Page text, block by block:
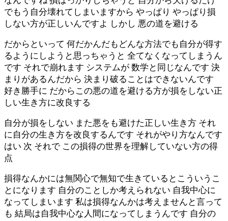
でもう自分壊れてしまいますから やっぱり やっぱり損
しない方が正しいんですよ しかし 悪の道を避ける
だからといって 何だかんだもどんな方法でも自分が得す
るようにしようと思っちゃうと 全てなくなってしまうん
です それで崩れます システムが 数学と同じなんです 決
まりがあるんだから 決まり破ることはできないんです
好き勝手に だからこの悪の道を避ける方が損をしない正
しい生き方に改良する
自分が損をしない また悪をも避けた正しい生き方 それ
に自分の生き方を改良するんです それがやり方なんです
はい 次 それで この損得の世界を理解していない方の得
点
損得なんかには無関心で無知で生きているとこういうこ
とになります 自分のことしか考えられない 自我中心に
なってしまいます 私は損得なんかは考えませんと言って
も 結局は自我中心な人間になってしまうんです 自分の